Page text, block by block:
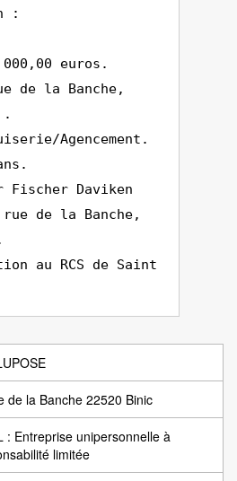
:
euros.
de la Banche,
.
Agencement.
Fischer Daviken
rue de la Banche,
au RCS de Saint
de la Banche 22520 Binic
: Entreprise unipersonnelle à
limitée